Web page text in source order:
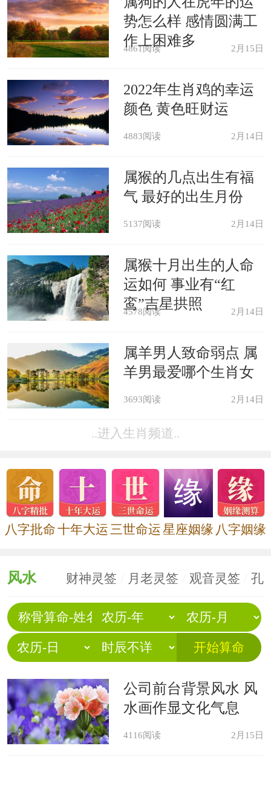
势怎么样 感情圆满工
作上困难多
4861阅读 2月15日
2022年生肖鸡的幸运
颜色 黄色旺财运
4883阅读 2月14日
属猴的几点出生有福
气 最好的出生月份
5137阅读 2月14日
属猴十月出生的人命
运如何 事业有“红
鸾”吉星拱照
4578阅读 2月14日
属羊男人致命弱点 属
羊男最爱哪个生肖女
3693阅读 2月14日
..进入生肖频道..
八字批命十年大运 三世命运星座姻缘 八字姻缘
风水 财神灵签 月老灵签 观音灵签 孔
子圣签
公司前台背景风水 风
水画作显文化气息
4116阅读 2月15日